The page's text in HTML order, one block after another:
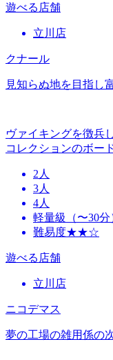
遊べる店舗
立川店
クナール
見知らぬ地を目指し
ヴァイキングを徴兵
コレクションのボー
2人
3人
4人
軽量級（〜30分
難易度★★☆
遊べる店舗
立川店
ニコデマス
夢の工場の雑用係の